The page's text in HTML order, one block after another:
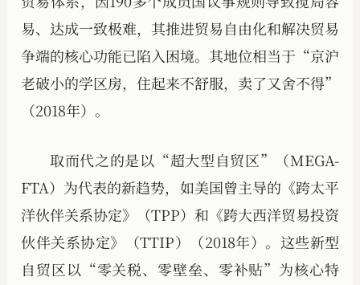
易、达成一致极难，其推进贸易自由化和解决贸易
争端的核心功能已陷入困境。其地位相当于“京沪
老破小的学区房，住起来不舒服，卖了又舍不得”
（2018年）。
取而代之的是以“超大型自贸区”（MEGA-
FTA）为代表的新趋势，如美国曾主导的《跨太平
洋伙伴关系协定》（TPP）和《跨大西洋贸易投资
伙伴关系协定》（TTIP）（2018年）。这些新型
自贸区以“零关税、零壁垒、零补贴”为核心特